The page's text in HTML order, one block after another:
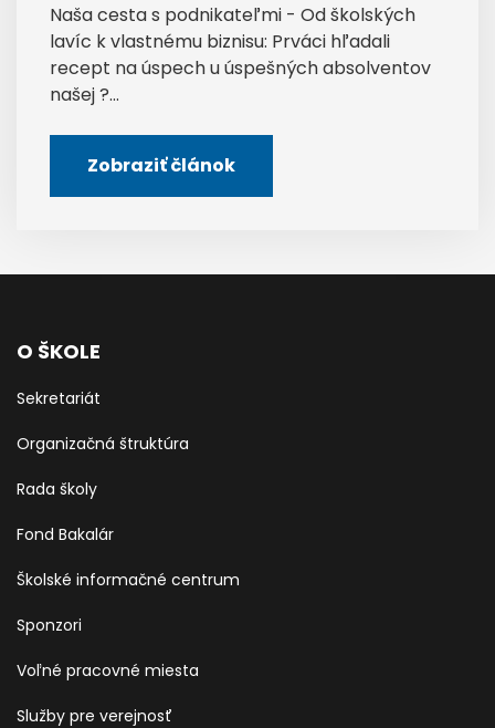
Naša cesta s podnikateľmi - Od školských
lavíc k vlastnému biznisu: Prváci hľadali
recept na úspech u úspešných absolventov
našej ?...
Zobraziť článok
O ŠKOLE
Sekretariát
Organizačná štruktúra
Rada školy
Fond Bakalár
Školské informačné centrum
Sponzori
Voľné pracovné miesta
Služby pre verejnosť